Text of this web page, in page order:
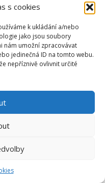
s cookies
k ukládání a/nebo
jako jsou soubory
nám umožní zpracovávat
jedinečná ID na tomto webu.
nepříznivě ovlivnit určité